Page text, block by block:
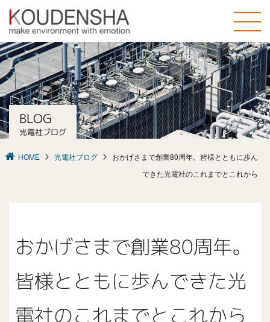
toggle
BLOG
光電社ブログ
HOME 光電社ブログ
おかげさまで創業80周年。皆様とともに歩ん
できた光電社のこれまでとこれから
おかげさまで創業80周年。
皆様とともに歩んできた光
電社のこれまでとこれから